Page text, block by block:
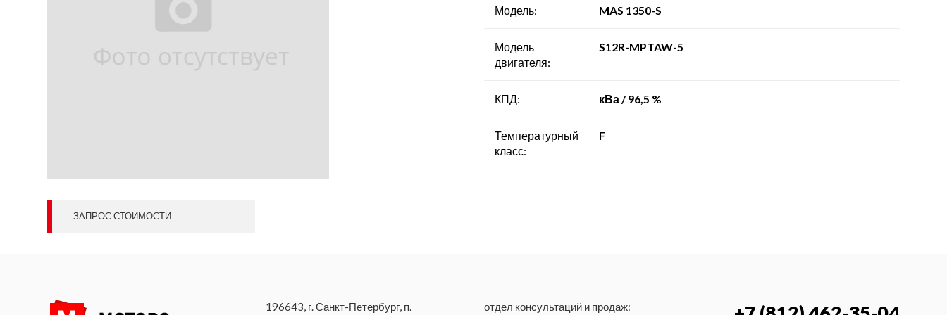
- Компрессорные станции
ЗАПРОС СТОИМОСТИ
Модель: MAS 1350-S
Модель
двигателя:
S12R-MPTAW-5
КПД: кВа / 96,5 %
Температурный
класс:
F
196643, г. Санкт-Петербург, п. отдел консультаций и продаж: